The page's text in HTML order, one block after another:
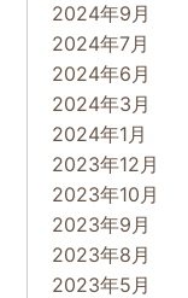
2024年9月
2024年7月
2024年6月
2024年3月
2024年1月
2023年12月
2023年10月
2023年9月
2023年8月
2023年5月